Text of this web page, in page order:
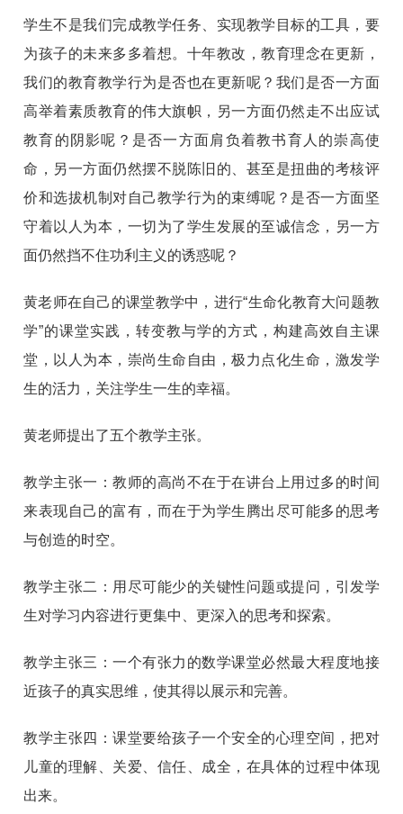
学生不是我们完成教学任务、实现教学目标的工具，要
为孩子的未来多多着想。十年教改，教育理念在更新，
我们的教育教学行为是否也在更新呢？我们是否一方面
高举着素质教育的伟大旗帜，另一方面仍然走不出应试
教育的阴影呢？是否一方面肩负着教书育人的崇高使
命，另一方面仍然摆不脱陈旧的、甚至是扭曲的考核评
价和选拔机制对自己教学行为的束缚呢？是否一方面坚
守着以人为本，一切为了学生发展的至诚信念，另一方
面仍然挡不住功利主义的诱惑呢？
黄老师在自己的课堂教学中，进行“生命化教育大问题教
学”的课堂实践，转变教与学的方式，构建高效自主课
堂，以人为本，崇尚生命自由，极力点化生命，激发学
生的活力，关注学生一生的幸福。
黄老师提出了五个教学主张。
教学主张一：教师的高尚不在于在讲台上用过多的时间
来表现自己的富有，而在于为学生腾出尽可能多的思考
与创造的时空。
教学主张二：用尽可能少的关键性问题或提问，引发学
生对学习内容进行更集中、更深入的思考和探索。
教学主张三：一个有张力的数学课堂必然最大程度地接
近孩子的真实思维，使其得以展示和完善。
教学主张四：课堂要给孩子一个安全的心理空间，把对
儿童的理解、关爱、信任、成全，在具体的过程中体现
出来。